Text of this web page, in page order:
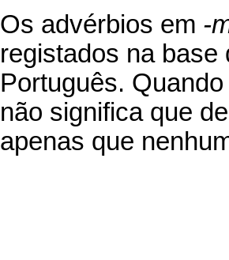
Os advérbios em -
registados na
Português.
não significa que
apenas que